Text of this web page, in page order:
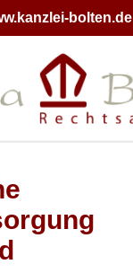
bolten.de